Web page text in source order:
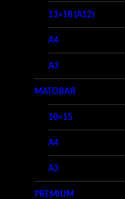
13×18 (A12)
A4
A3
МАТОВАЯ
10×15
A4
A3
PREMIUM